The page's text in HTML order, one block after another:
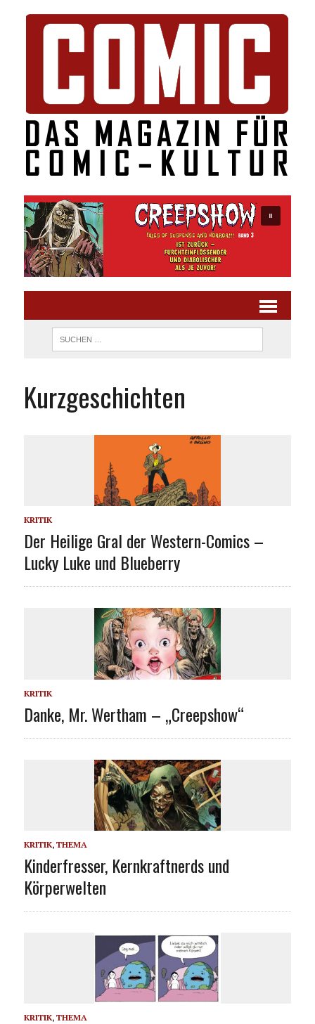
Kurzgeschichten
KRITIK
Der Heilige Gral der Western-Comics –
Lucky Luke und Blueberry
KRITIK
Danke, Mr. Wertham – „Creepshow“
KRITIK, THEMA
Kinderfresser, Kernkraftnerds und
Körperwelten
KRITIK, THEMA